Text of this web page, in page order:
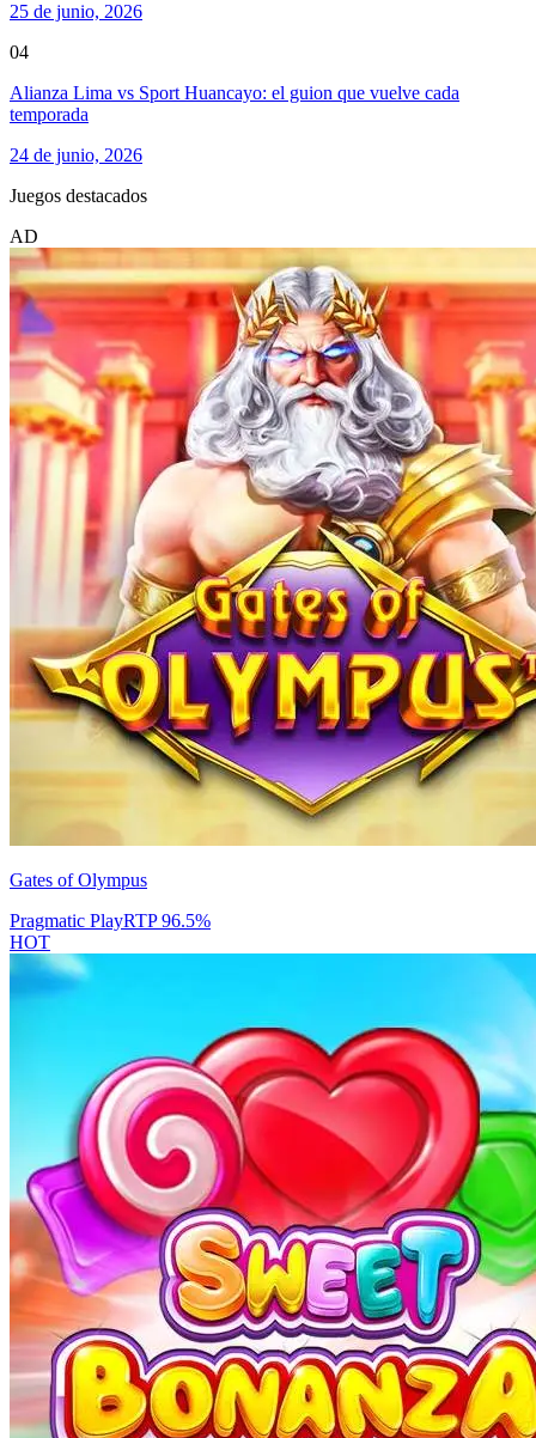
25 de junio, 2026
04
Alianza Lima vs Sport Huancayo: el guion que vuelve cada
temporada
24 de junio, 2026
Juegos destacados
AD
Gates of Olympus
Pragmatic PlayRTP96.5%
HOT